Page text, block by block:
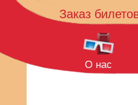
Заказ
О нас